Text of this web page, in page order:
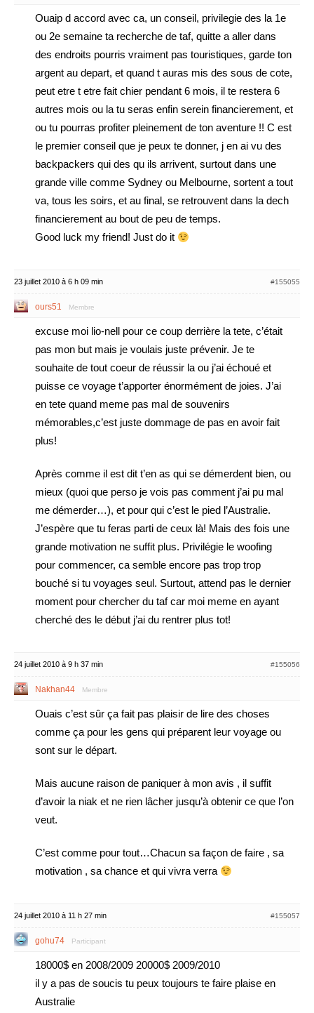
Ouaip d accord avec ca, un conseil, privilegie des la 1e
ou 2e semaine ta recherche de taf, quitte a aller dans
des endroits pourris vraiment pas touristiques, garde ton
argent au depart, et quand t auras mis des sous de cote,
peut etre t etre fait chier pendant 6 mois, il te restera 6
autres mois ou la tu seras enfin serein financierement, et
ou tu pourras profiter pleinement de ton aventure !! C est
le premier conseil que je peux te donner, j en ai vu des
backpackers qui des qu ils arrivent, surtout dans une
grande ville comme Sydney ou Melbourne, sortent a tout
va, tous les soirs, et au final, se retrouvent dans la dech
financierement au bout de peu de temps.
Good luck my friend! Just do it
23 juillet 2010 à 6 h 09 min #155055
ours51 Membre
excuse moi lio-nell pour ce coup derrière la tete, c’était
pas mon but mais je voulais juste prévenir. Je te
souhaite de tout coeur de réussir la ou j’ai échoué et
puisse ce voyage t’apporter énormément de joies. J’ai
en tete quand meme pas mal de souvenirs
mémorables,c’est juste dommage de pas en avoir fait
plus!
Après comme il est dit t’en as qui se démerdent bien, ou
mieux (quoi que perso je vois pas comment j’ai pu mal
me démerder…), et pour qui c’est le pied l’Australie.
J’espère que tu feras parti de ceux là! Mais des fois une
grande motivation ne suffit plus. Privilégie le woofing
pour commencer, ca semble encore pas trop trop
bouché si tu voyages seul. Surtout, attend pas le dernier
moment pour chercher du taf car moi meme en ayant
cherché des le début j’ai du rentrer plus tot!
24 juillet 2010 à 9 h 37 min #155056
Nakhan44 Membre
Ouais c’est sûr ça fait pas plaisir de lire des choses
comme ça pour les gens qui préparent leur voyage ou
sont sur le départ.
Mais aucune raison de paniquer à mon avis , il suffit
d’avoir la niak et ne rien lâcher jusqu’à obtenir ce que l’on
veut.
C’est comme pour tout…Chacun sa façon de faire , sa
motivation , sa chance et qui vivra verra
24 juillet 2010 à 11 h 27 min #155057
gohu74 Participant
18000$ en 2008/2009 20000$ 2009/2010
il y a pas de soucis tu peux toujours te faire plaise en
Australie